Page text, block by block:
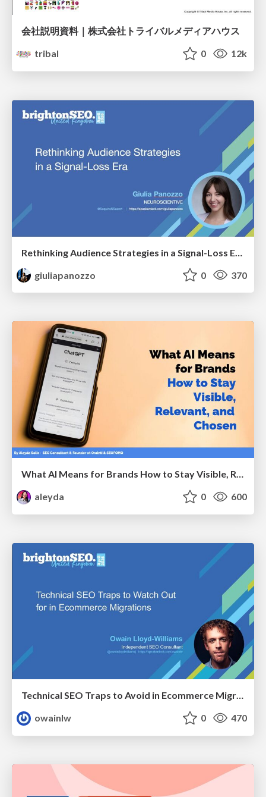
会社説明資料｜株式会社トライバルメディアハウス
tribal
0 12k
giuliapanozzo
0 370
What AI Means for Brands How to Stay Visible, Relevant, and Chosen
aleyda
0 600
Technical SEO Traps to Avoid in Ecommerce Migrations
owainlw
0 470